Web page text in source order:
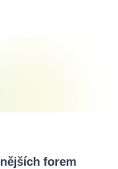
forem